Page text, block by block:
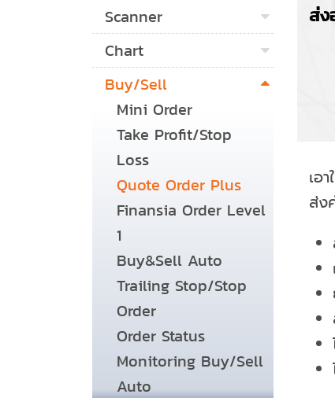
Scanner
Chart
Buy/Sell
Mini Order
Take Profit/Stop
Loss
Quote Order Plus
Finansia Order Level
1
Buy&Sell Auto
Trailing Stop/Stop
Order
Order Status
Monitoring Buy/Sell
Auto
ส่ง
เอ
ส่ง